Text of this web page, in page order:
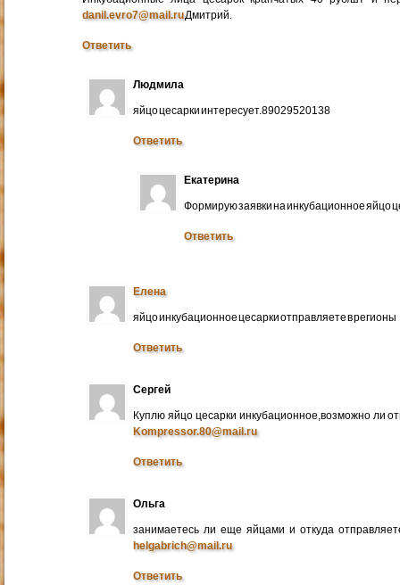
danil.evro7@mail.ruДмитрий.
Ответить
Людмила
яйцо цесарки интересует.89029520138
Ответить
Екатерина
Формирую заявки на инкубационное яйцо
Ответить
Елена
яйцо инкубационное цесарки отправляете в регионы
Ответить
Сергей
Куплю яйцо цесарки инкубационное,возможно ли
Kompressor.80@mail.ru
Ответить
Ольга
занимаетесь ли еще яйцами и откуда
helgabrich@mail.ru
Ответить